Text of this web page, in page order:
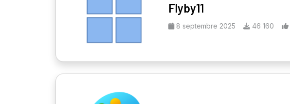
Flyby11
8 septembre 2025 46 160